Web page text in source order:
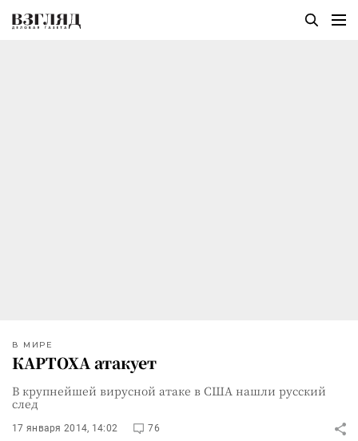
В МИРЕ
КАРТОХА атакует
В крупнейшей вирусной атаке в США нашли русский
след
17 января 2014, 14:02 76